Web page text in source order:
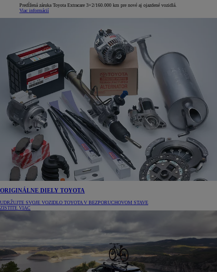
Predĺžená záruka Toyota Extracare 3+2/160.000 km pre nové aj ojazdené vozidlá.
Viac informácií
ORIGINÁLNE DIELY TOYOTA
UDRŽUJTE SVOJE VOZIDLO TOYOTA V BEZPORUCHOVOM STAVE
ZISTITE VIAC